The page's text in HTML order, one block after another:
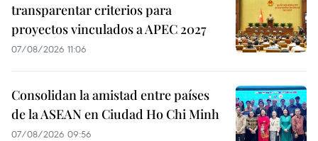
transparentar criterios para
proyectos vinculados a APEC 2027
07/08/2026 11:06
Consolidan la amistad entre países
de la ASEAN en Ciudad Ho Chi Minh
07/08/2026 09:56